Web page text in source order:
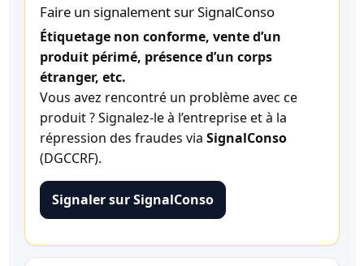
Faire un signalement sur SignalConso
Étiquetage non conforme, vente d’un
produit périmé, présence d’un corps
étranger, etc.
Vous avez rencontré un problème avec ce
produit ? Signalez-le à l’entreprise et à la
répression des fraudes via SignalConso
(DGCCRF).
Signaler sur SignalConso